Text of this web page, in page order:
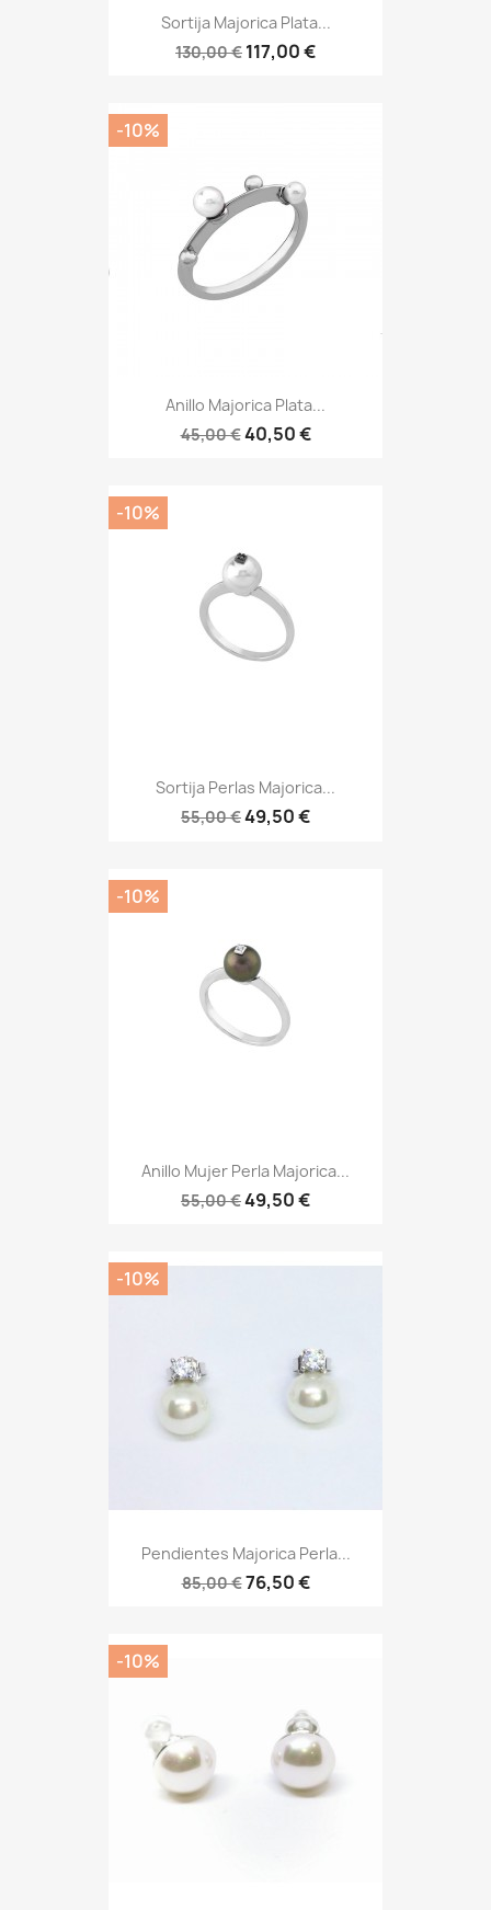
Sortija Majorica Plata...
130,00 € 117,00 €
Anillo Majorica Plata...
45,00 €40,50 €
-10%
Sortija Perlas Majorica...
55,00 €49,50 €
-10%
Anillo Mujer Perla Majorica...
55,00 €49,50 €
-10%
Pendientes Majorica Perla...
85,00 €76,50 €
-10%
-10%